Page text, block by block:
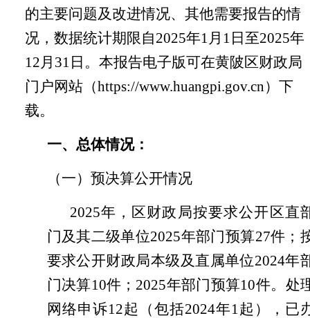
的主要问题及改进情况、其他需要报告的情
况，数据统计期限自2025年1月1日至2025年
12月31日。本报告电子版可在黄陂区财政局
门户网站（https://www.huangpi.gov.cn）下
载。
一、 总体情况：
（一） 预决算公开情况
2025年，区财政局按要求公开区直
门及其二级单位2025年部门预算27件；
要求公开财政局本级及直属单位2024年
门决算10件； 2025年部门预算10件。处
网络申诉12起（包括2024年1起），已